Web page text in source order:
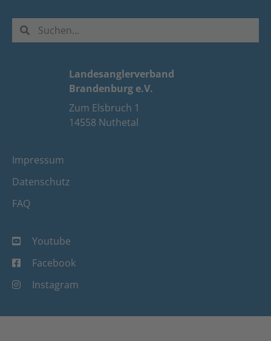
Landesanglerverband
Brandenburg e.V.
Zum Elsbruch 1
14558 Nuthetal
Impressum
Datenschutz
FAQ
Youtube
Facebook
Instagram